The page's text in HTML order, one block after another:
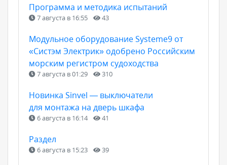
Программа и методика испытаний
7 августа в 16:55 43
Модульное оборудование Systeme9 от
«Систэм Электрик» одобрено Российским
морским регистром судоходства
7 августа в 01:29 310
Новинка Sinvel — выключатели
для монтажа на дверь шкафа
6 августа в 16:14 41
Раздел
6 августа в 15:23 39